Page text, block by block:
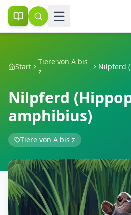
Start
Tiere von A bis
z
Nilpferd
amphibius)
Tiere von A bis z